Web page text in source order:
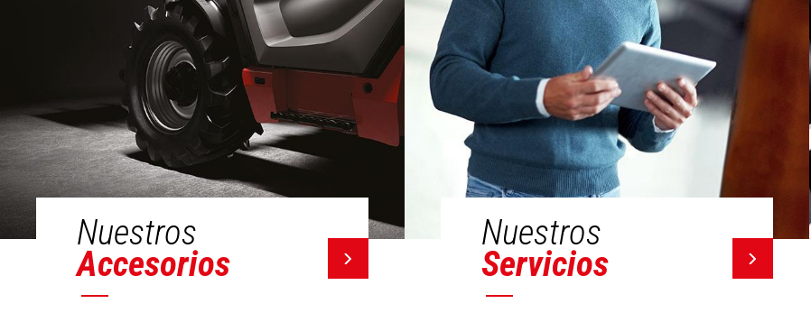
Nuestros
Accesorios
Nuestros
Servicios